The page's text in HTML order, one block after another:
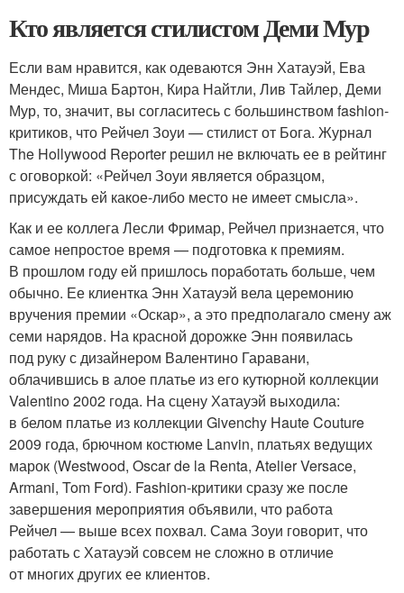
Кто является стилистом Деми Мур
Если вам нравится, как одеваются Энн Хатауэй, Ева
Мендес, Миша Бартон, Кира Найтли, Лив Тайлер, Деми
Мур, то, значит, вы согласитесь с большинством fashion-
критиков, что Рейчел Зоуи — стилист от Бога. Журнал
The Hollywood Reporter решил не включать ее в рейтинг
с оговоркой: «Рейчел Зоуи является образцом,
присуждать ей какое-либо место не имеет смысла».
Как и ее коллега Лесли Фримар, Рейчел признается, что
самое непростое время — подготовка к премиям.
В прошлом году ей пришлось поработать больше, чем
обычно. Ее клиентка Энн Хатауэй вела церемонию
вручения премии «Оскар», а это предполагало смену аж
семи нарядов. На красной дорожке Энн появилась
под руку с дизайнером Валентино Гаравани,
облачившись в алое платье из его кутюрной коллекции
Valentino 2002 года. На сцену Хатауэй выходила:
в белом платье из коллекции Givenchy Haute Couture
2009 года, брючном костюме Lanvin, плать­ях ведущих
марок (Westwood, Oscar de la Renta, Atelier Versace,
Armani, Tom Ford). Fashion-критики сразу же после
завершения мероприятия объявили, что работа
Рейчел — выше всех похвал. Сама Зоуи говорит, что
работать с Хатауэй совсем не сложно в отличие
от многих других ее клиентов.